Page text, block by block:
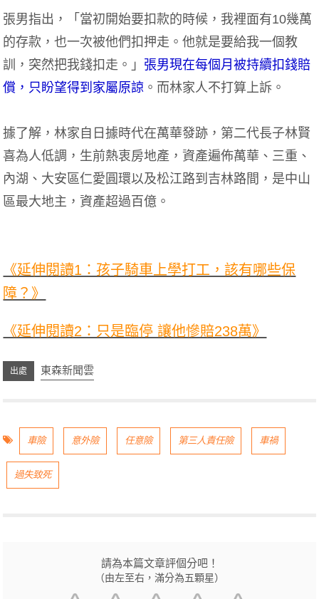
張男指出，「當初開始要扣款的時候，我裡面有10幾萬
的存款，也一次被他們扣押走。他就是要給我一個教
訓，突然把我錢扣走。」 張男現在每個月被持續扣錢賠
償，只盼望得到家屬原諒 。而林家人不打算上訴。
據了解，林家自日據時代在萬華發跡，第二代長子林賢
喜為人低調，生前熱衷房地產，資產遍佈萬華、三重、
內湖、大安區仁愛圓環以及松江路到吉林路間，是中山
區最大地主，資產超過百億。
《延伸閱讀1：孩子騎車上學打工，該有哪些保
障？》
《延伸閱讀2：只是臨停 讓他慘賠238萬》
東森新聞雲
車險 意外險 任意險 第三人責任險 車禍
過失致死
請為本篇文章評個分吧！
（由左至右，滿分為五顆星）